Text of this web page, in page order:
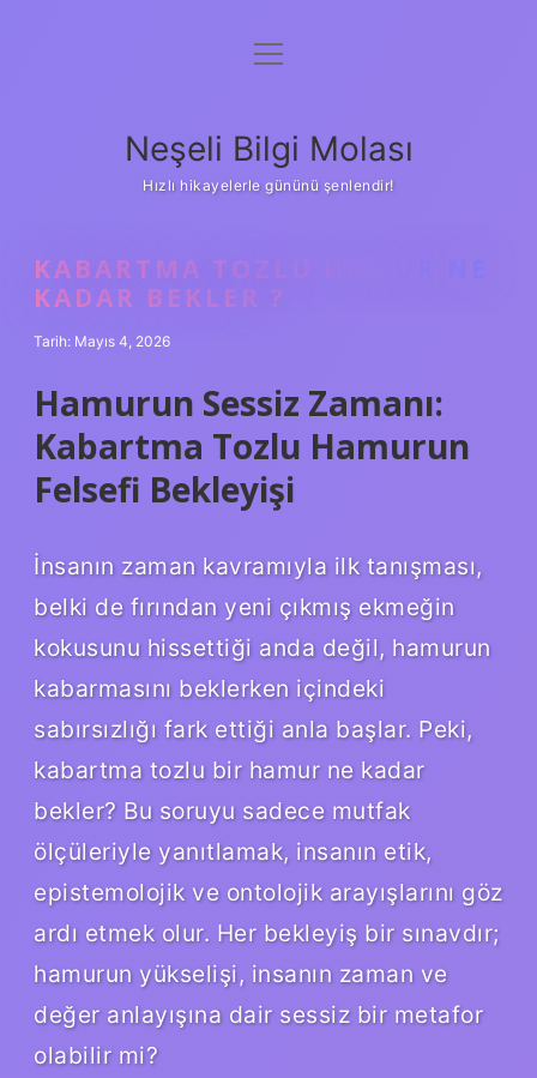
Anasayfa
Yasal Uyarı
menüyü
Neşeli Bilgi Molası
Hızlı hikayelerle gününü şenlendir!
KABARTMA TOZLU HAMUR NE
KADAR BEKLER ?
Tarih: Mayıs 4, 2026
Hamurun Sessiz Zamanı:
Kabartma Tozlu Hamurun
Felsefi Bekleyişi
İnsanın zaman kavramıyla ilk tanışması,
belki de fırından yeni çıkmış ekmeğin
kokusunu hissettiği anda değil, hamurun
kabarmasını beklerken içindeki
sabırsızlığı fark ettiği anla başlar. Peki,
kabartma tozlu bir hamur ne kadar
bekler? Bu soruyu sadece mutfak
ölçüleriyle yanıtlamak, insanın etik,
epistemolojik ve ontolojik arayışlarını göz
ardı etmek olur. Her bekleyiş bir sınavdır;
hamurun yükselişi, insanın zaman ve
değer anlayışına dair sessiz bir metafor
olabilir mi?